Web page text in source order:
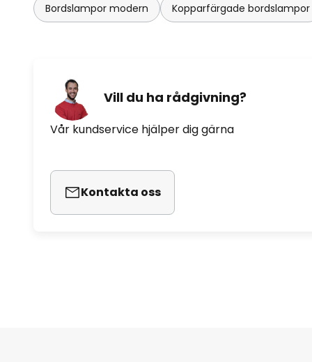
Bordslampor modern Kopparfärgade bordslampor
Vill du ha rådgivning?
Vår kundservice hjälper dig gärna
Kontakta oss